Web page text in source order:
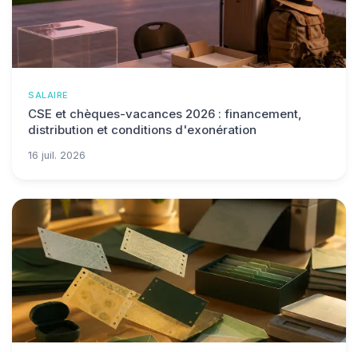
SALAIRE
CSE et chèques-vacances 2026 : financement,
distribution et conditions d'exonération
16 juil. 2026